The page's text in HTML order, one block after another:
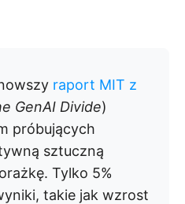
raport MIT z
GenAI Divide)
próbujących
sztuczną
Tylko 5%
takie jak wzrost